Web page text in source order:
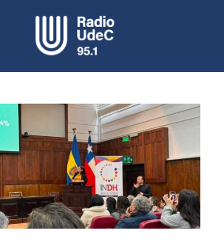
Radio UdeC en vivo
Quiénes Somos
Programación
Podcast
Noticias